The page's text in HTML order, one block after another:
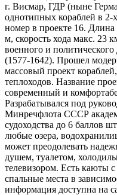
г. Висмар, ГДР (ныне
однотипных кораблей в
номер в проекте 16.
м, скорость хода макс. 23
военного и
(1577-1642). Прошел
массовый проект
теплоходов. Название
современный и
Разрабатывался под
Минречфлота СССР
судоходства до 6 баллов
любые озера,
может преодолевать
душем, туалетом,
телевизором. Есть каюты
спальные места в
информация доступна на